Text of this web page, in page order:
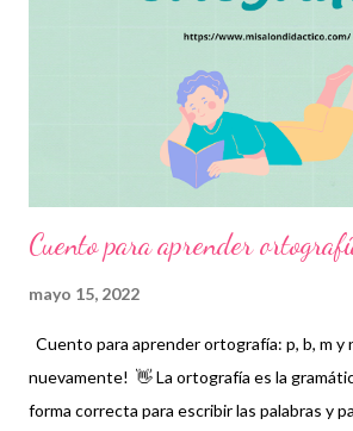
alumno desarrolle el habla, la lectura y la
correctamente. Agradecemos con gran
autores de tan estupendo material, que
buscan contribuir en las labores educativas
docentes. Recordamos también que ...
Cuento para aprender
mayo 15, 2022
Cuento para aprender ortografía: p, b, m y
nuevamente! 👋 La ortografía es la
forma correcta para escribir las palabras y